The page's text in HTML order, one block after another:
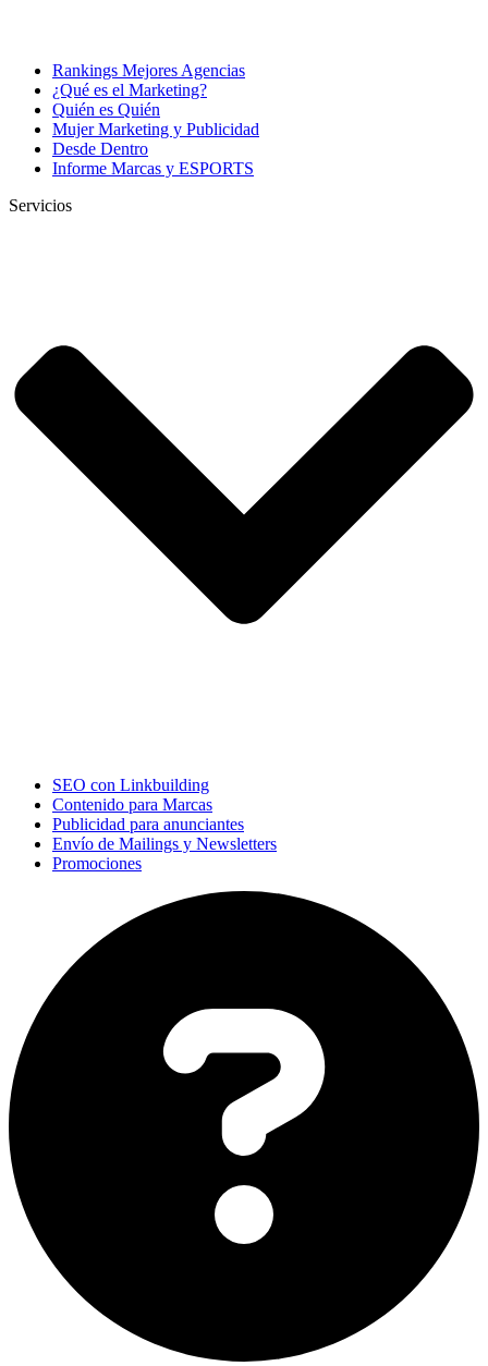
Rankings Mejores Agencias
¿Qué es el Marketing?
Quién es Quién
Mujer Marketing y Publicidad
Desde Dentro
Informe Marcas y ESPORTS
Servicios
SEO con Linkbuilding
Contenido para Marcas
Publicidad para anunciantes
Envío de Mailings y Newsletters
Promociones